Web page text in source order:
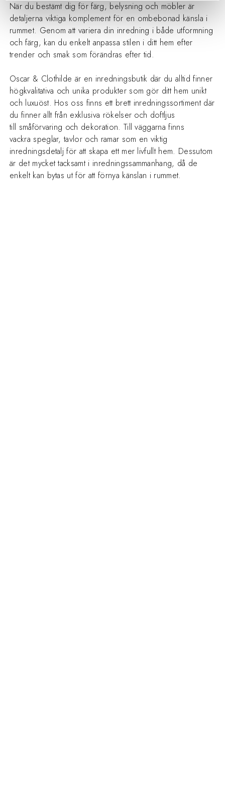
När du bestämt dig för färg, belysning och möbler är
detaljerna viktiga komplement för en ombebonad känsla i
rummet. Genom att variera din inredning i både utformning
och färg, kan du enkelt anpassa stilen i ditt hem efter
trender och smak som förändras efter tid.
Oscar & Clothilde är en inredningsbutik där du alltid finner
högkvalitativa och unika produkter som gör ditt hem unikt
och luxuöst. Hos oss finns ett brett inredningssortiment där
du finner allt från exklusiva rökelser och doftljus
till småförvaring och dekoration. Till väggarna finns
vackra speglar, tavlor och ramar som en viktig
inredningsdetalj för att skapa ett mer livfullt hem. Dessutom
är det mycket tacksamt i inredningssammanhang, då de
enkelt kan bytas ut för att förnya känslan i rummet.